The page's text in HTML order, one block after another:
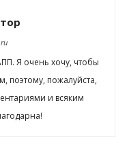
Я очень хочу, чтобы
поэтому, пожалуйста,
и всяким